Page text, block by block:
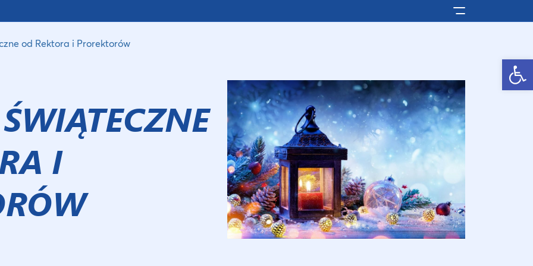
Otwórz pasek narzędzi
Pokaż/ukryj
od Rektora i Prorektorów
I